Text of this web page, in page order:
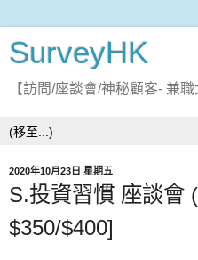
SurveyHK
【訪問/座談會/神秘顧客- 兼職
2020年10月23日 星期五
S.投資習慣 座談會
$350/$400]